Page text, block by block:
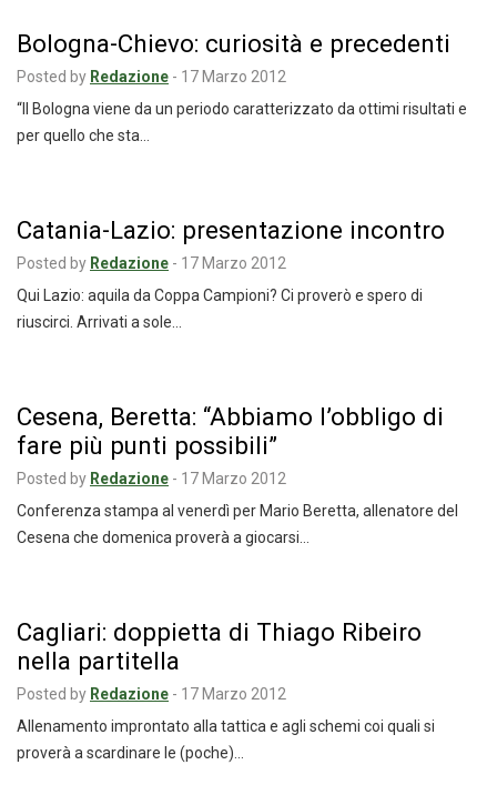
Bologna-Chievo: curiosità e precedenti
Posted by Redazione - 17 Marzo 2012
“Il Bologna viene da un periodo caratterizzato da ottimi risultati e
per quello che sta…
Catania-Lazio: presentazione incontro
Posted by Redazione - 17 Marzo 2012
Qui Lazio: aquila da Coppa Campioni? Ci proverò e spero di
riuscirci. Arrivati a sole…
Cesena, Beretta: “Abbiamo l’obbligo di
fare più punti possibili”
Posted by Redazione - 17 Marzo 2012
Conferenza stampa al venerdì per Mario Beretta, allenatore del
Cesena che domenica proverà a giocarsi…
Cagliari: doppietta di Thiago Ribeiro
nella partitella
Posted by Redazione - 17 Marzo 2012
Allenamento improntato alla tattica e agli schemi coi quali si
proverà a scardinare le (poche)…